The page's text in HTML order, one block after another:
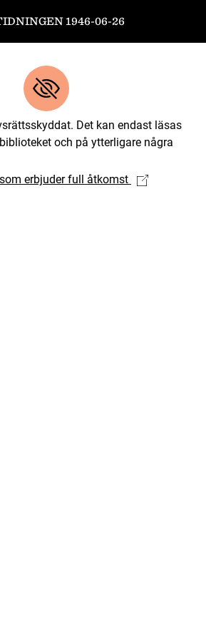
1946-06-26
Det kan endast läsas
och på ytterligare några
erbjuder full åtkomst